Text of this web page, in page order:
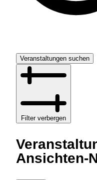
Veranstaltungen suchen
Filter verbergen
Ansichten-